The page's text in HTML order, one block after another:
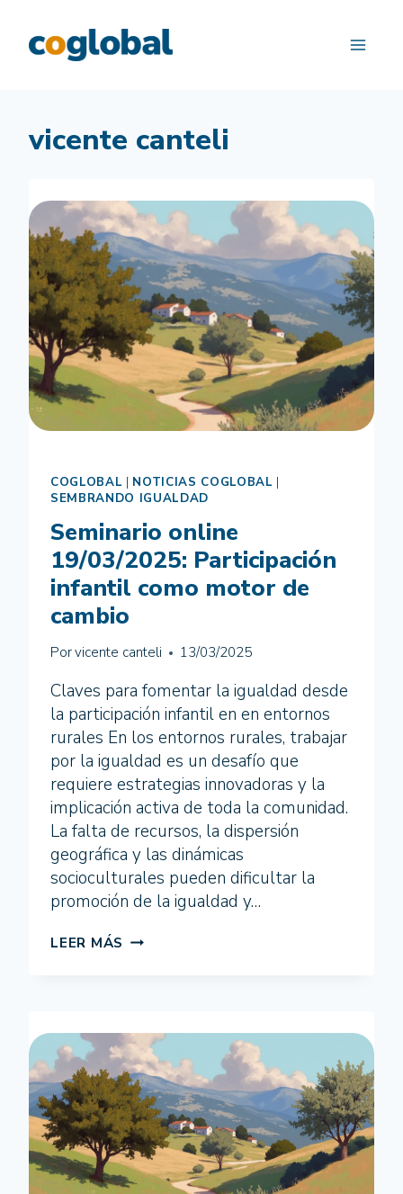
contenido
vicente canteli
COGLOBAL | NOTICIAS COGLOBAL |
SEMBRANDO IGUALDAD
Seminario online
19/03/2025: Participación
infantil como motor de
cambio
Porvicente canteli 13/03/2025
Claves para fomentar la igualdad desde
la participación infantil en en entornos
rurales En los entornos rurales, trabajar
por la igualdad es un desafío que
requiere estrategias innovadoras y la
implicación activa de toda la comunidad.
La falta de recursos, la dispersión
geográfica y las dinámicas
socioculturales pueden dificultar la
promoción de la igualdad y…
LEER MÁS SEMINARIO
COMO
MOTOR
DE
CAMBIO